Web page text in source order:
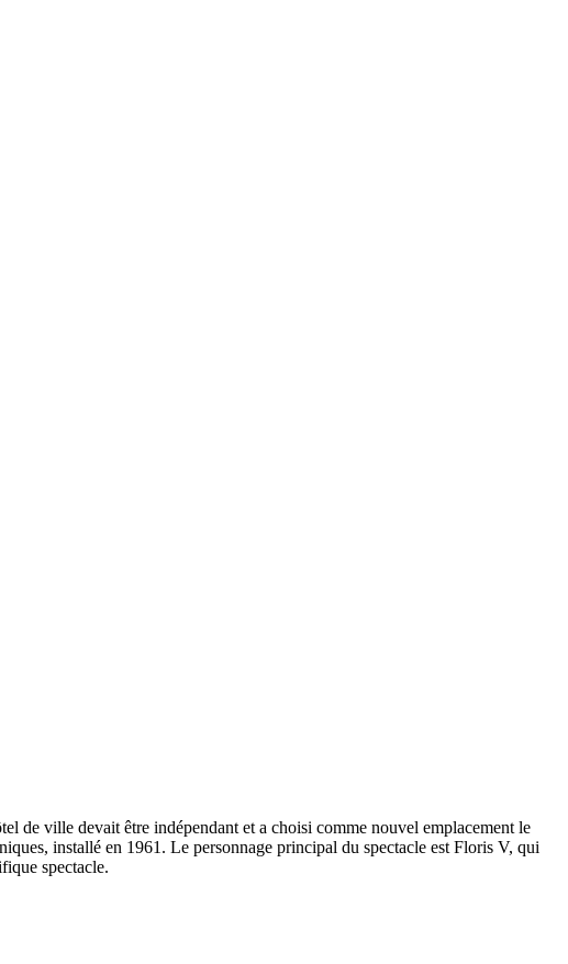
de ville devait être indépendant et a choisi comme nouvel emplacement le
installé en 1961. Le personnage principal du spectacle est Floris V, qui
spectacle.